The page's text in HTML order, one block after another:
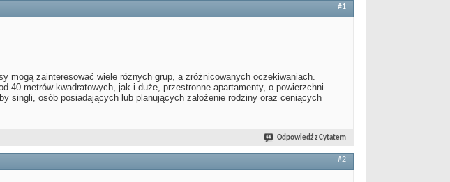
#1
mogą zainteresować wiele różnych grup, a zróżnicowanych oczekiwaniach.
40 metrów kwadratowych, jak i duże, przestronne apartamenty, o powierzchni
singli, osób posiadających lub planujących założenie rodziny oraz ceniących
Odpowiedź z Cytatem
#2